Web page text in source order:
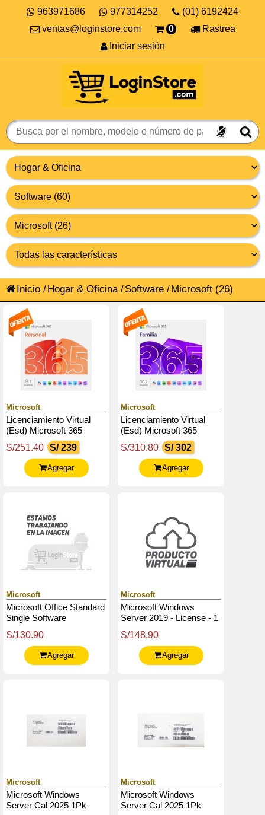
963971686 977314252
(01) 6192424
ventas@loginstore.com
0
Rastrea
Iniciar sesión
Inicio /Hogar & Oficina /Software /Microsoft (26)
Microsoft
Licenciamiento Virtual
(Esd) Microsoft 365
Personal (Licencia De 12
Meses / 1 Usuario)
S/251.40 S/ 239
Agregar
Microsoft
Licenciamiento Virtual
(Esd) Microsoft 365
Familia (Licencia De 12
Meses / 1 A 6 Usuarios)
S/310.80 S/ 302
Agregar
Microsoft
Microsoft Office Standard
Single Software
Academic
S/130.90
Agregar
Microsoft
Microsoft Windows
Server 2019 - License - 1
S/148.90
Agregar
Microsoft
Microsoft Windows
Server Cal 2025 1Pk
Microsoft
Microsoft Windows
Server Cal 2025 1Pk